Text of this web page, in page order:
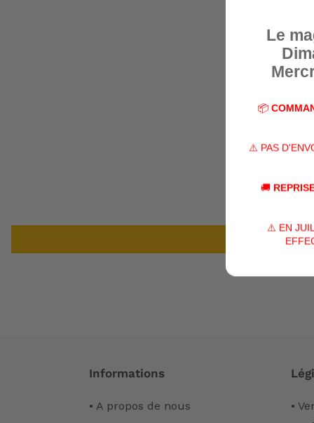
Informations
• A propos de nous
•
Le
📦
⚠️ PAS
🚚
⚠️ EN